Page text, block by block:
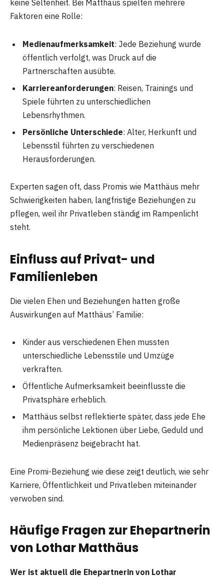
keine Seltenheit. Bei Matthäus spielten mehrere
Faktoren eine Rolle:
Medienaufmerksamkeit: Jede Beziehung wurde
öffentlich verfolgt, was Druck auf die
Partnerschaften ausübte.
Karriereanforderungen: Reisen, Trainings und
Spiele führten zu unterschiedlichen
Lebensrhythmen.
Persönliche Unterschiede: Alter, Herkunft und
Lebensstil führten zu verschiedenen
Herausforderungen.
Experten sagen oft, dass Promis wie Matthäus mehr
Schwierigkeiten haben, langfristige Beziehungen zu
pflegen, weil ihr Privatleben ständig im Rampenlicht
steht.
Einfluss auf Privat- und
Familienleben
Die vielen Ehen und Beziehungen hatten große
Auswirkungen auf Matthäus’ Familie:
Kinder aus verschiedenen Ehen mussten
unterschiedliche Lebensstile und Umzüge
verkraften.
Öffentliche Aufmerksamkeit beeinflusste die
Privatsphäre erheblich.
Matthäus selbst reflektierte später, dass jede Ehe
ihm persönliche Lektionen über Liebe, Geduld und
Medienpräsenz beigebracht hat.
Eine Promi-Beziehung wie diese zeigt deutlich, wie sehr
Karriere, Öffentlichkeit und Privatleben miteinander
verwoben sind.
Häufige Fragen zur Ehepartnerin
von Lothar Matthäus
Wer ist aktuell die Ehepartnerin von Lothar